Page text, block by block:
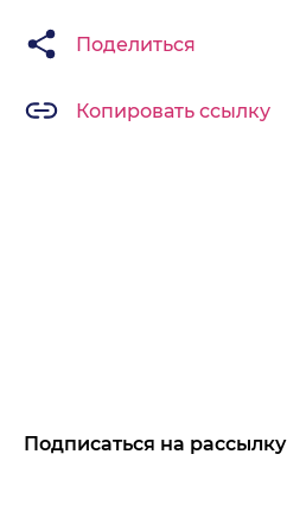
Поделиться
Копировать ссылку
Подписаться на рассылку